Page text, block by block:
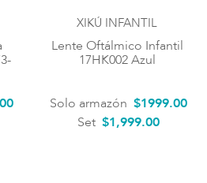
00
XIKÚ INFANTIL
Lente Oftálmico Infantil
17HK002 Azul
Solo armazón $1999.00
Set $1,999.00